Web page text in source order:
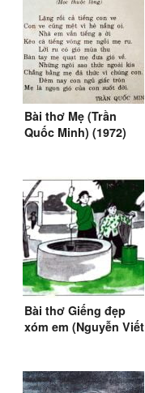
Bài thơ Mẹ (Trần
Quốc Minh) (1972)
Bài thơ Giếng đẹp
xóm em (Nguyễn Viết